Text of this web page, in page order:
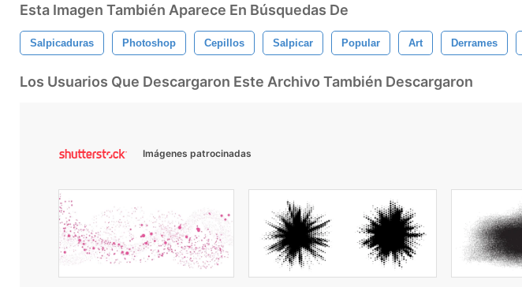
Esta Imagen También Aparece En Búsquedas De
Salpicaduras Photoshop Cepillos Salpicar Popular Art Derrames
Los Usuarios Que Descargaron Este Archivo También Descargaron
Imágenes patrocinadas